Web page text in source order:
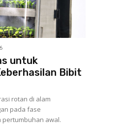
untuk
Bibit
rotan di alam
pada fase
awal.